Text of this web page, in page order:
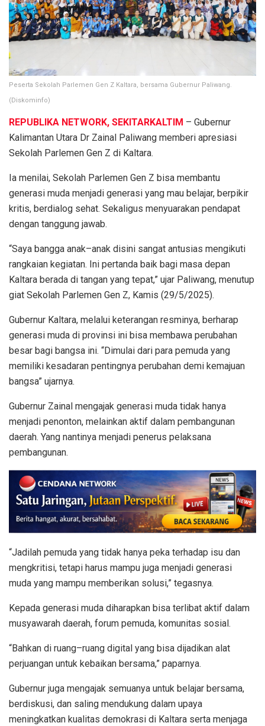
Peserta Sekolah Parlemen Gen Z Kaltara, bersama Gubernur Paliwang.
(Diskominfo)
REPUBLIKA NETWORK, SEKITARKALTIM – Gubernur
Kalimantan Utara Dr Zainal Paliwang memberi apresiasi
Sekolah Parlemen Gen Z di Kaltara.
Ia menilai, Sekolah Parlemen Gen Z bisa membantu
generasi muda menjadi generasi yang mau belajar, berpikir
kritis, berdialog sehat. Sekaligus menyuarakan pendapat
dengan tanggung jawab.
“Saya bangga anak–anak disini sangat antusias mengikuti
rangkaian kegiatan. Ini pertanda baik bagi masa depan
Kaltara berada di tangan yang tepat,” ujar Paliwang, menutup
giat Sekolah Parlemen Gen Z, Kamis (29/5/2025).
Gubernur Kaltara, melalui keterangan resminya, berharap
generasi muda di provinsi ini bisa membawa perubahan
besar bagi bangsa ini. “Dimulai dari para pemuda yang
memiliki kesadaran pentingnya perubahan demi kemajuan
bangsa” ujarnya.
Gubernur Zainal mengajak generasi muda tidak hanya
menjadi penonton, melainkan aktif dalam pembangunan
daerah. Yang nantinya menjadi penerus pelaksana
pembangunan.
“Jadilah pemuda yang tidak hanya peka terhadap isu dan
mengkritisi, tetapi harus mampu juga menjadi generasi
muda yang mampu memberikan solusi,” tegasnya.
Kepada generasi muda diharapkan bisa terlibat aktif dalam
musyawarah daerah, forum pemuda, komunitas sosial.
“Bahkan di ruang–ruang digital yang bisa dijadikan alat
perjuangan untuk kebaikan bersama,” paparnya.
Gubernur juga mengajak semuanya untuk belajar bersama,
berdiskusi, dan saling mendukung dalam upaya
meningkatkan kualitas demokrasi di Kaltara serta menjaga